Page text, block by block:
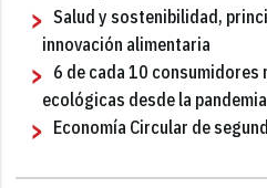
Salud y sostenibilidad,
innovación alimentaria
6 de cada 10 consumidores
ecológicas desde la pandemia
Economía Circular de